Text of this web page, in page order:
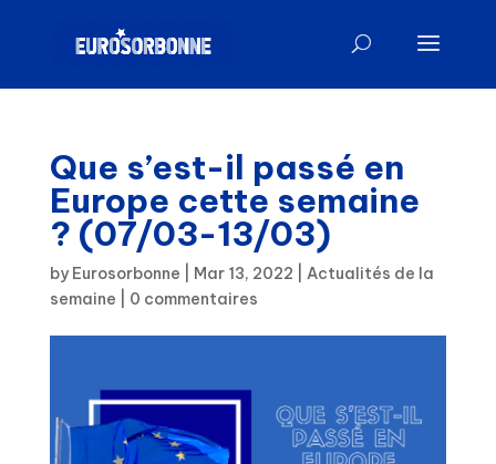
Que s’est-il passé en
Europe cette semaine
? (07/03-13/03)
by Eurosorbonne Mar 13, 2022
Actualités de la
semaine
0 commentaires